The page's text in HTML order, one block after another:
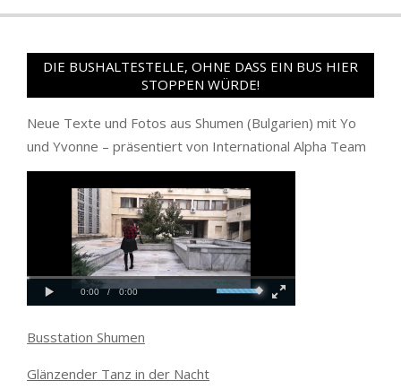
DIE BUSHALTESTELLE, OHNE DASS EIN BUS HIER
STOPPEN WÜRDE!
Neue Texte und Fotos aus Shumen (Bulgarien) mit Yo
und Yvonne – präsentiert von International Alpha Team
Busstation Shumen
Glänzender Tanz in der Nacht